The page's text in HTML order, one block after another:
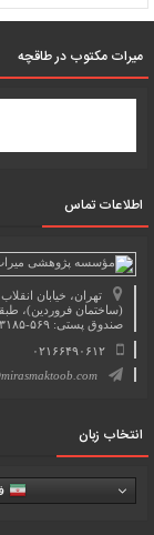
میرات مکتوب در طاقچه
اطلاعات تماس
صندوق پستی: ۵۶۹-۱۳۱۸۵
۰۲۱۶۶۴۹۰۶۱۲
انتخاب زبان